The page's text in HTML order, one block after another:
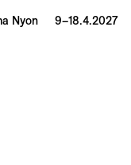
Nyon 9–18.4.2027